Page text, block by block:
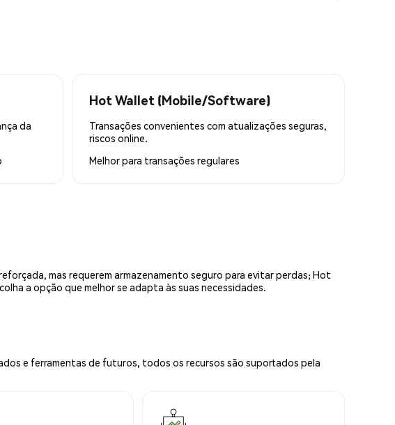
da
Hot Wallet (Mobile/Software)
Transações convenientes com atualizações seguras,
riscos online.
Melhor para transações regulares
mas requerem armazenamento seguro para evitar perdas; Hot
a opção que melhor se adapta às suas necessidades.
e ferramentas de futuros, todos os recursos são suportados pela